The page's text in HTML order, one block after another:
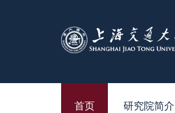
首页 研究院简介